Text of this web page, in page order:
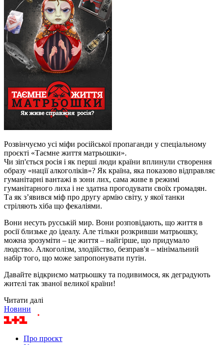
Розвінчуємо усі міфи російської пропаганди у спеціальному
проєкті «Таємне життя матрьошки».
Чи зіп'ється росія і як перші люди країни вплинули створення
образу «нації алкоголіків»? Як країна, яка показово відправляє
гуманітарні вантажі в зони лих, сама живе в режимі
гуманітарного лиха і не здатна прогодувати своїх громадян.
Та як з’явився міф про другу армію світу, у якої танки
стріляють хіба що фекаліями.
Вони несуть русській мир. Вони розповідають, що життя в
росії близьке до ідеалу. Але тільки розкривши матрьошку,
можна зрозуміти – це життя – найгірше, що придумало
людство. Алкоголізм, злодійство, безправ'я – мінімальний
набір того, що може запропонувати путін.
Давайте відкриємо матрьошку та подивимося, як деградують
жителі так званої великої країни!
Читати далі
Новини
Про проєкт